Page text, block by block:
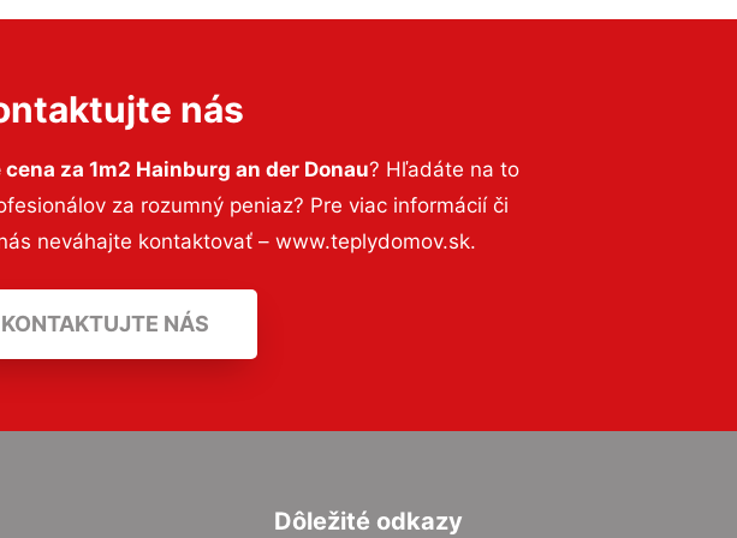
nás
za 1m2 Hainburg an der Donau? Hľadáte na to
za rozumný peniaz? Pre viac informácií či
neváhajte kontaktovať – www.teplydomov.sk.
KONTAKTUJTE NÁS
Dôležité odkazy